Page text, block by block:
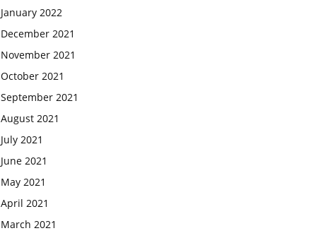
January 2022
December 2021
November 2021
October 2021
September 2021
August 2021
July 2021
June 2021
May 2021
April 2021
March 2021